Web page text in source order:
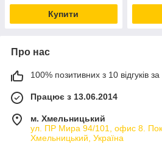
Купити
Про нас
100% позитивних з 10 відгуків за
Працює з 13.06.2014
м. Хмельницький
ул. ПР Мира 94/101, офис 8.
Хмельницький, Україна